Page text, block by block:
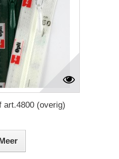
art.4800 (overig)